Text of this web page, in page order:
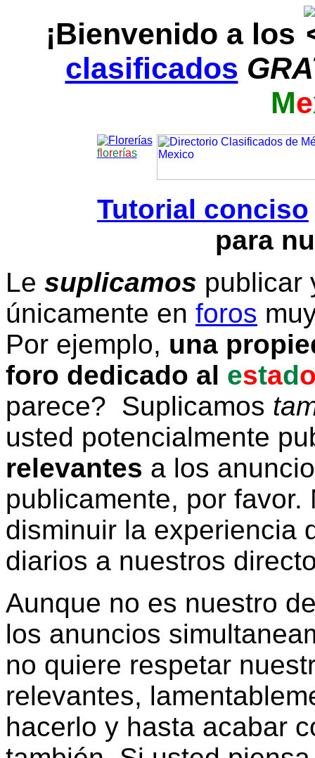
¡Bienvenido a los
clasificados
Me
florerías
Tutorial conciso
para
Le suplicamos publicar
únicamente en foros
Por ejemplo, una
foro dedicado al estad
parece? Suplicamos
usted potencialmente
relevantes a los
publicamente, por
disminuir la experiencia
diarios a nuestros
Aunque no es nuestro
los anuncios
no quiere respetar
relevantes,
hacerlo y hasta acabar